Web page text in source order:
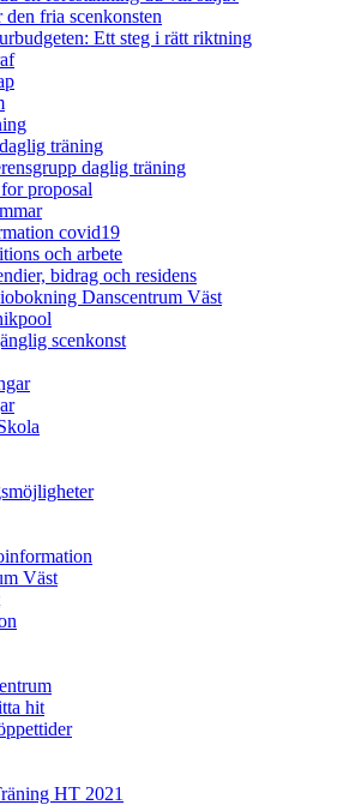
fria scenkonsten
Ett steg i rätt riktning
träning
daglig träning
proposal
covid19
och arbete
bidrag och residens
Danscentrum Väst
scenkonst
Väst
hit
HT 2021